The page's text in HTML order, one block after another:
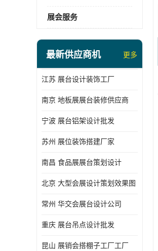
展会服务
最新供应商机 更多
江苏 展台设计装饰工厂
南京 地板展展台装修供应商
宁波 展台铝架设计批发
苏州 展位装饰搭建厂家
南昌 食品展展台策划设计
北京 大型会展设计策划效果图
常州 华交会展台设计公司
重庆 展台吊点设计批发
昆山 展销会搭棚子工厂工厂